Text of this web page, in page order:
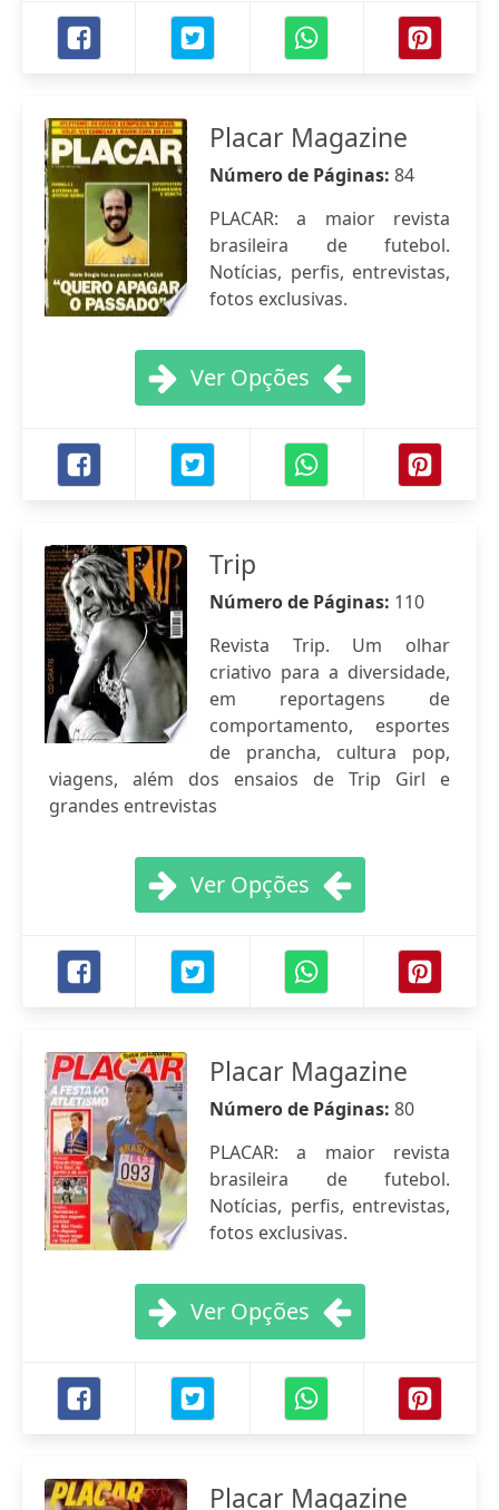
Placar Magazine
Número de Páginas: 84
PLACAR: a maior revista
brasileira de futebol.
Notícias, perfis, entrevistas,
fotos exclusivas.
Ver Opções
Trip
Número de Páginas: 110
Revista Trip. Um olhar
criativo para a diversidade,
em reportagens de
comportamento, esportes
de prancha, cultura pop,
viagens, além dos ensaios de Trip Girl e
grandes entrevistas
Ver Opções
Placar Magazine
Número de Páginas: 80
PLACAR: a maior revista
brasileira de futebol.
Notícias, perfis, entrevistas,
fotos exclusivas.
Ver Opções
Placar Magazine